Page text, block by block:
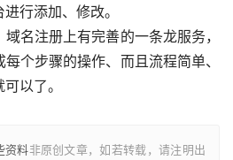
行添加、修改。
名注册上有完善的一条龙服务，
个步骤的操作、而且流程简单、
以了。
资料非原创文章，如若转载，请注明出